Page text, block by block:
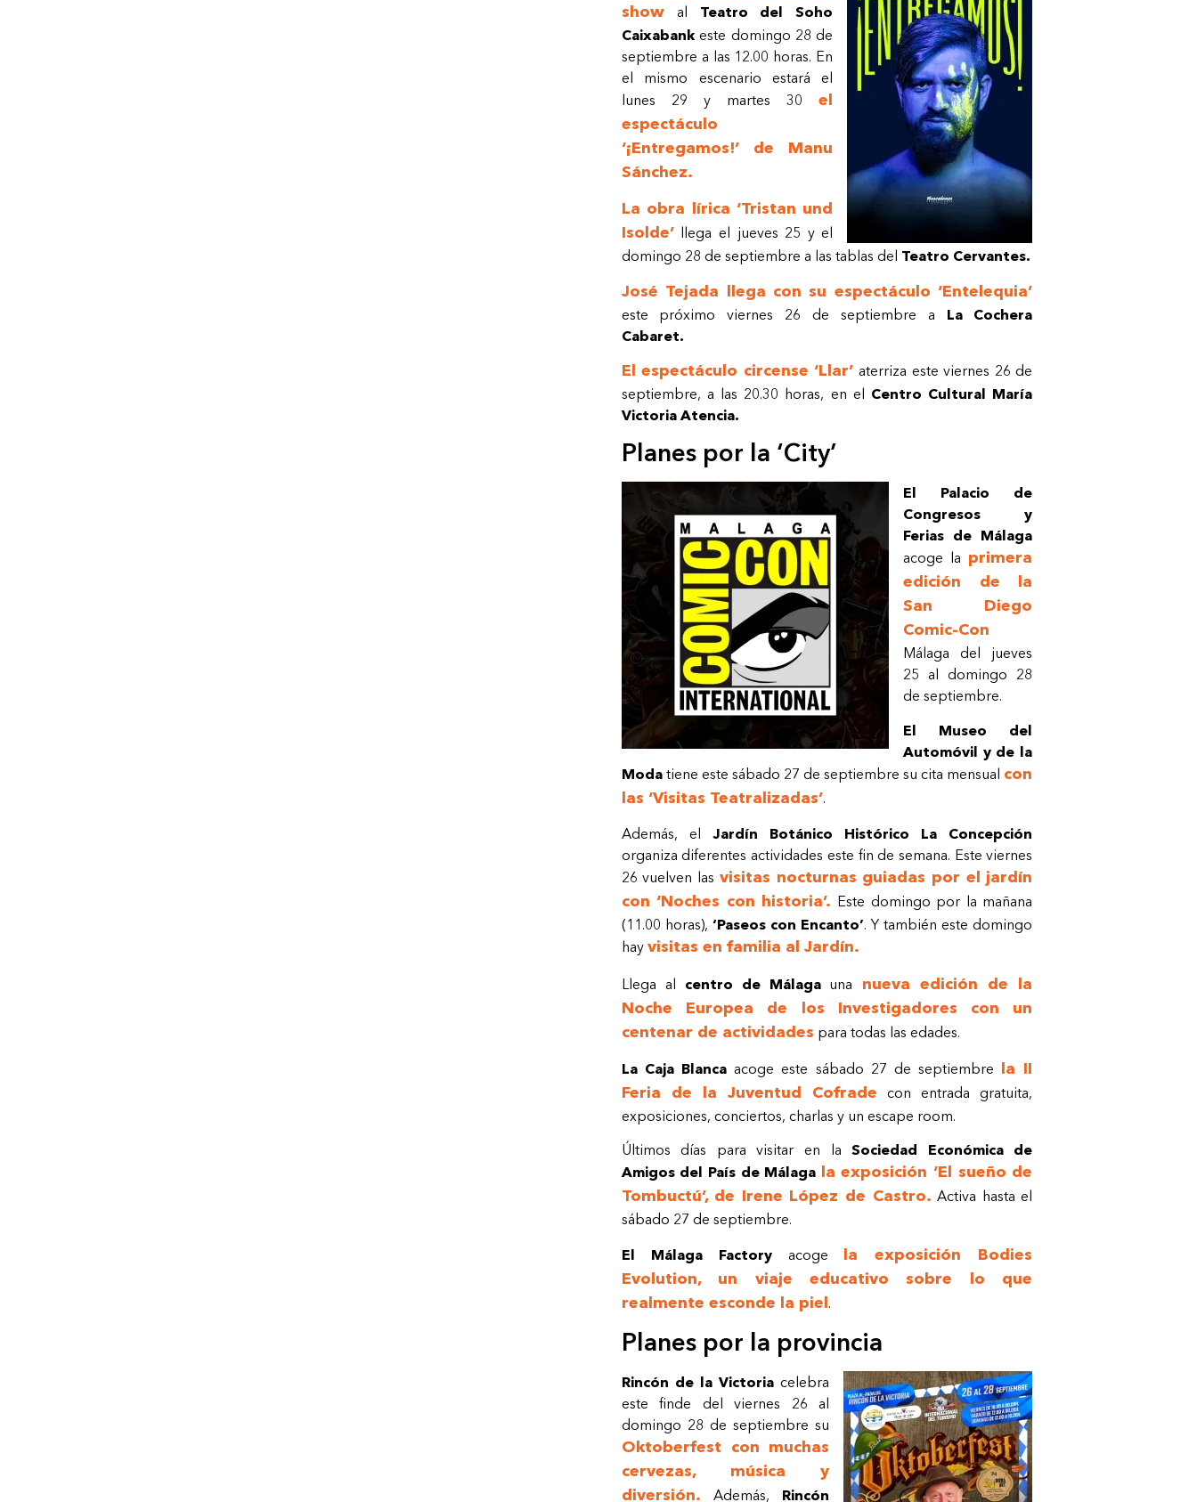
showal Teatro del Soho
Caixabankeste domingo 28 de
septiembre a las 12.00 horas. En
el mismo escenario estará el
lunes 29 y martes 30el
espectáculo
‘¡Entregamos!’ de Manu
Sánchez.
La obra lírica ‘Tristan und
Isolde’llega el jueves 25 y el
domingo 28 de septiembre a las tablas del Teatro Cervantes.
José Tejada llega con su espectáculo ‘Entelequia’
este próximo viernes 26 de septiembre a La Cochera
Cabaret.
El espectáculo circense ‘Llar’ aterriza este viernes 26 de
septiembre, a las 20.30 horas, en el Centro Cultural María
Victoria Atencia.
Planes por la ‘City’
El Palacio de
Congresos y
Ferias de Málaga
acoge la primera
edición de la
San Diego
Comic-Con
Málaga del jueves
25 al domingo 28
de septiembre.
El Museo del
Automóvil y de la
Modatiene este sábado 27 de septiembre su cita mensual con
las ‘Visitas Teatralizadas’.
Además, el Jardín Botánico Histórico La Concepción
organiza diferentes actividades este fin de semana. Este viernes
26 vuelven las visitas nocturnas guiadas por el jardín
con ‘Noches con historia’. Este domingo por la mañana
(11.00 horas), ‘Paseos con Encanto’. Y también este domingo
hay visitas en familia al Jardín.
Llega al centro de Málagauna
nueva edición de la
Noche Europea de los Investigadores con un
centenar de actividades para todas las edades.
La Caja Blancaacoge este sábado 27 de septiembre la II
Feria de la Juventud Cofrade con entrada gratuita,
exposiciones, conciertos, charlas y un escape room.
Últimos días para visitar en laSociedad Económica de
Amigos del País de Málaga la exposición ‘El sueño de
Tombuctú’, de Irene López de Castro. Activa hasta el
sábado 27 de septiembre.
El Málaga Factoryacoge la exposición Bodies
Evolution, un viaje educativo sobre lo que
realmente esconde la piel.
Planes por la provincia
Rincón de la Victoria celebra
este finde del viernes 26 al
domingo 28 de septiembre su
Oktoberfest con muchas
cervezas, música y
diversión. Además, Rincón